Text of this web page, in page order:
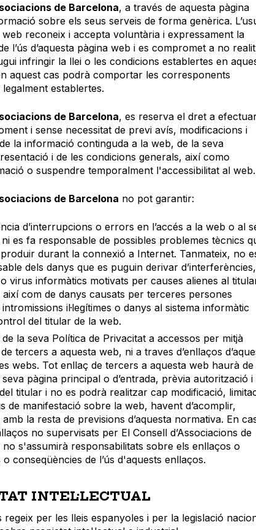
de Barcelona, a través de aquesta pàgina
sobre els seus serveis de forma genèrica.
reconeix i accepta voluntària i expressament la
l’ús d’aquesta pàgina web i es compromet a no
infringir la llei o les condicions establertes en
aquest cas podrà comportar les corresponents
establertes.
de Barcelona, es reserva el dret a
i sense necessitat de previ avís, modificacions i
la informació continguda a la web, de la seva
i de les condicions generals, així como
o suspendre temporalment l'accessibilitat al web.
de Barcelona no pot garantir:
d’interrupcions o errors en l’accés a la web o al
es fa responsable de possibles problemes tècnics
durant la connexió a Internet. Tanmateix, no
dels danys que es puguin derivar d’interferències,
virus informàtics motivats per causes alienes al
com de danys causats per terceres persones
il·legítimes o danys al sistema informàtic
del titular de la web.
de la seva Política de Privacitat a accessos per mitjà
de tercers a aquesta web, ni a traves d’enllaços
webs. Tot enllaç de tercers a aquesta web haurà de
pàgina principal o d’entrada, prèvia autorització i
titular i no es podrà realitzar cap modificació,
de manifestació sobre la web, havent d’acomplir,
la resta de previsions d’aquesta normativa. En
no supervisats per El Consell d’Associacions de
no s'assumirà responsabilitats sobre els enllaços o
conseqüències de l’ús d'aquests enllaços.
INTEL·LECTUAL
regeix per les lleis espanyoles i per la legislació